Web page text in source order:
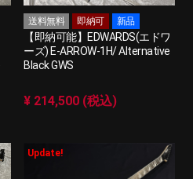
送料無料 即納可 新品
【即納可能】EDWARDS(エドワ
ーズ) E-ARROW-1H/ Alternative
Black GWS
¥ 214,500 (税込)
Update!